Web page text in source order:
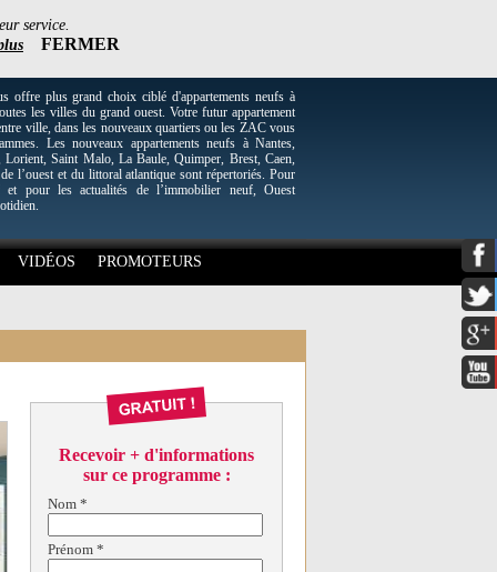
service.
FERMER
plus grand choix ciblé d'appartements neufs à
les villes du grand ouest. Votre futur appartement
ville, dans les nouveaux quartiers ou les ZAC vous
Les nouveaux appartements neufs à Nantes,
Lorient, Saint Malo, La Baule, Quimper, Brest, Caen,
l’ouest et du littoral atlantique sont répertoriés. Pour
et pour les actualités de l’immobilier neuf, Ouest
VIDÉOS PROMOTEURS
Recevoir + d'informations
sur ce programme :
Nom *
Prénom *